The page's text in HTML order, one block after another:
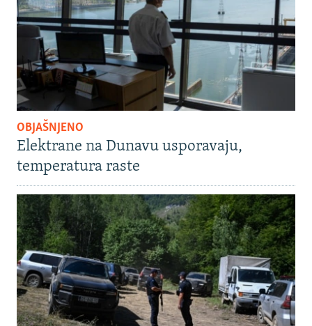
OBJAŠNJENO
Elektrane na Dunavu usporavaju,
temperatura raste